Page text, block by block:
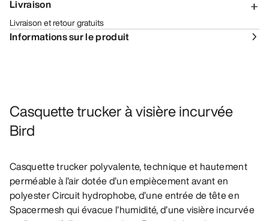
Livraison
Livraison et retour gratuits
Informations sur le produit
Casquette trucker à visière incurvée
Bird
Casquette trucker polyvalente, technique et hautement
perméable à l’air dotée d’un empiècement avant en
polyester Circuit hydrophobe, d’une entrée de tête en
Spacermesh qui évacue l’humidité, d’une visière incurvée